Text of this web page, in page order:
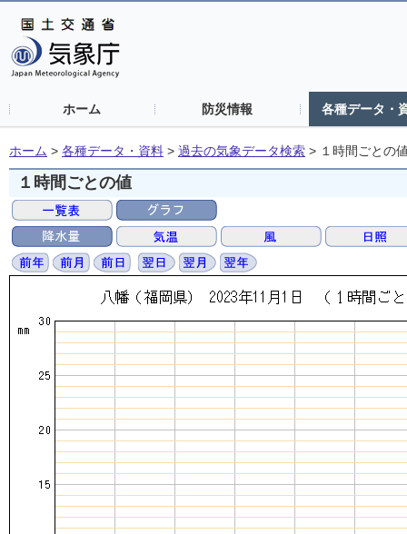
ホーム 防災情報 各種データ・
ホーム > 各種データ・資料 > 過去の気象データ検索 > １時間ごとの
１時間ごとの値